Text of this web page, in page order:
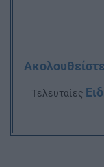
Tελευταίες